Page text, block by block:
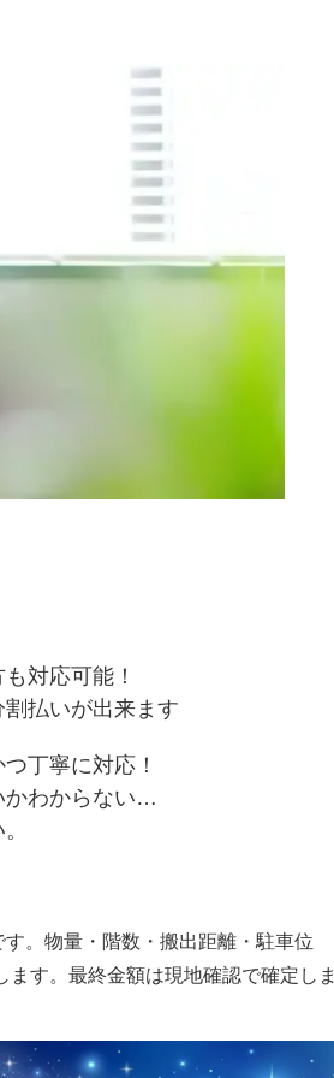
対応可能！
払いが出来ます
丁寧に対応！
かわからない…
。物量・階数・搬出距離・駐車位
す。最終金額は現地確認で確定しま